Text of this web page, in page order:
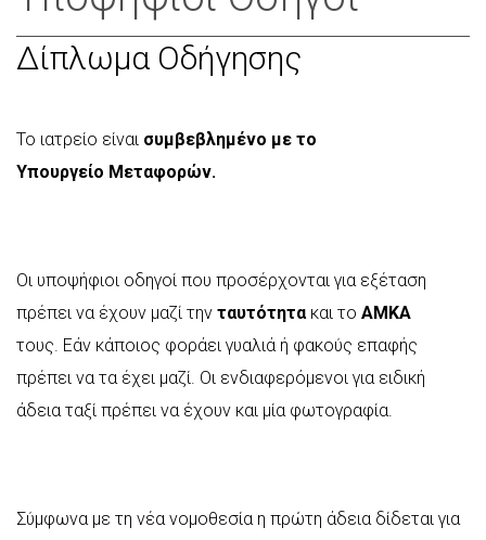
Δίπλωμα Οδήγησης
Το ιατρείο είναι συμβεβλημένο με το
Υπουργείο Μεταφορών.
Οι υποψήφιοι οδηγοί που προσέρχονται για εξέταση
πρέπει να έχουν μαζί την ταυτότητα και το ΑΜΚΑ
τους. Εάν κάποιος φοράει γυαλιά ή φακούς επαφής
πρέπει να τα έχει μαζί. Οι ενδιαφερόμενοι για ειδική
άδεια ταξί πρέπει να έχουν και μία φωτογραφία.
Σύμφωνα με τη νέα νομοθεσία η πρώτη άδεια δίδεται για